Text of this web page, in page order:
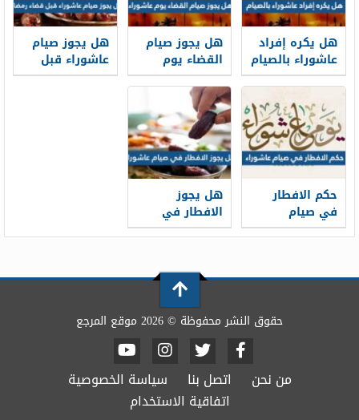
هل يكره إفراد
عاشوراء بالصيام
هل يجوز صيام
القضاء يوم
عاشوراء
هل يجوز صيام
عاشوراء قبل
قضاء رمضان
حكم الافطار
في صيام
عاشوراء
هل يجوز
الافطار في
صيام عاشوراء
حقوق النشر محفوظة © 2026 موقع المرجع
من نحن اتصل بنا
سياسة الخصوصية
اتفاقية الاستخدام